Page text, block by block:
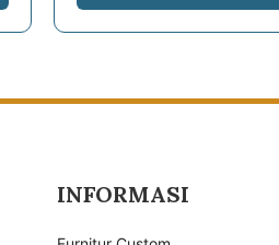
INFORMASI